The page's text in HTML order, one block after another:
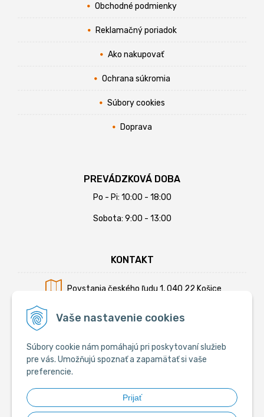
Vaše nastavenie cookies
Súbory cookie nám pomáhajú pri poskytovaní služieb
pre vás. Umožňujú spoznať a zapamätať si vaše
preferencie.
Prijať
Obchodné podmienky
Reklamačný poriadok
Ako nakupovať
Ochrana súkromia
Súbory cookies
Doprava
PREVÁDZKOVÁ DOBA
Po - Pi: 10:00 - 18:00
Sobota: 9:00 - 13:00
KONTAKT
Povstania českého ľudu 1, 040 22 Košice
Mobil:+421 902 794 355
E-mail:info@krmiva.sk